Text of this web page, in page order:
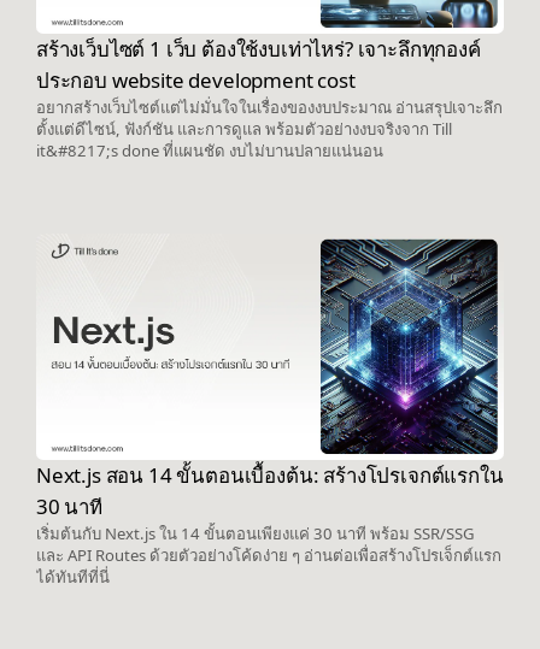
สร้างเว็บไซต์ 1 เว็บ ต้องใช้งบเท่าไหร่? เจาะลึกทุกองค์
ประกอบ website development cost
อยากสร้างเว็บไซต์แต่ไม่มั่นใจในเรื่องของงบประมาณ อ่านสรุปเจาะลึก
ตั้งแต่ดีไซน์, ฟังก์ชัน และการดูแล พร้อมตัวอย่างงบจริงจาก Till
it&#8217;s done ที่แผนชัด งบไม่บานปลายแน่นอน
Next.js สอน 14 ขั้นตอนเบื้องต้น: สร้างโปรเจกต์แรกใน
30 นาที
เริ่มต้นกับ Next.js ใน 14 ขั้นตอนเพียงแค่ 30 นาที พร้อม SSR/SSG
และ API Routes ด้วยตัวอย่างโค้ดง่าย ๆ อ่านต่อเพื่อสร้างโปรเจ็กต์แรก
ได้ทันทีที่นี่